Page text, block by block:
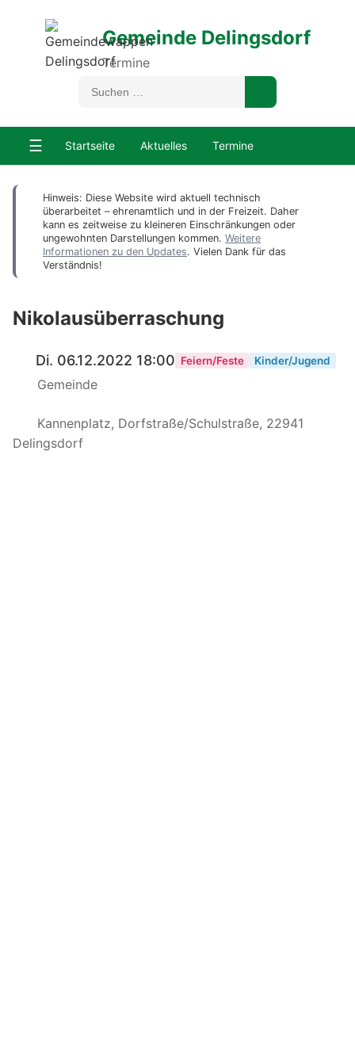
Gemeinde Delingsdorf
Termine
☰ Startseite Aktuelles Termine
Hinweis: Diese Website wird aktuell technisch
überarbeitet – ehrenamtlich und in der Freizeit. Daher
kann es zeitweise zu kleineren Einschränkungen oder
ungewohnten Darstellungen kommen. Weitere
Informationen zu den Updates. Vielen Dank für das
Verständnis!
Nikolausüberraschung
Di. 06.12.2022 18:00 Feiern/Feste Kinder/Jugend
Gemeinde
Kannenplatz, Dorfstraße/Schulstraße, 22941
Delingsdorf